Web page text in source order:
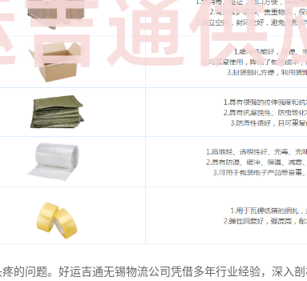
的问题。好运吉通无锡物流公司凭借多年行业经验，深入